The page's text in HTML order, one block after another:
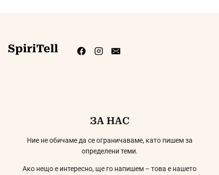
SpiriTell
ЗА НАС
Ние не обичаме да се ограничаваме, като пишем за
определени теми.
Ако нещо е интересно, ще го напишем – това е нашето